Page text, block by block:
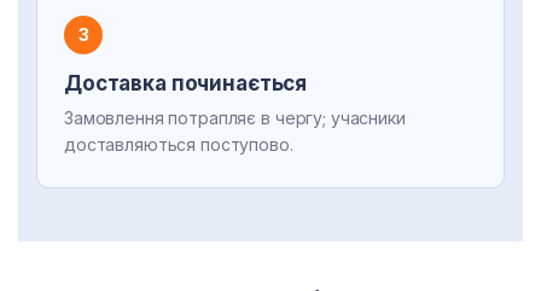
3
Доставка починається
Замовлення потрапляє в чергу; учасники
доставляються поступово.